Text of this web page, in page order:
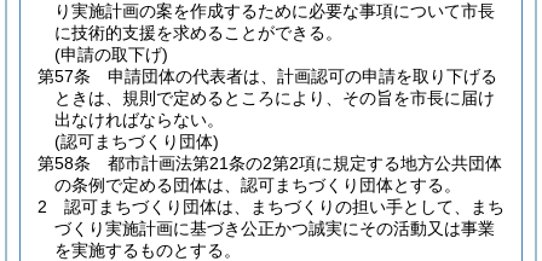
り実施計画の案を作成するために必要な事項について市長
に技術的支援を求めることができる。
(申請の取下げ)
第57条
申請団体の代表者は、計画認可の申請を取り下げる
ときは、規則で定めるところにより、その旨を市長に届け
出なければならない。
(認可まちづくり団体)
第58条
都市計画法第21条の2第2項に規定する地方公共団体
の条例で定める団体は、認可まちづくり団体とする。
2
認可まちづくり団体は、まちづくりの担い手として、まち
づくり実施計画に基づき公正かつ誠実にその活動又は事業
を実施するものとする。